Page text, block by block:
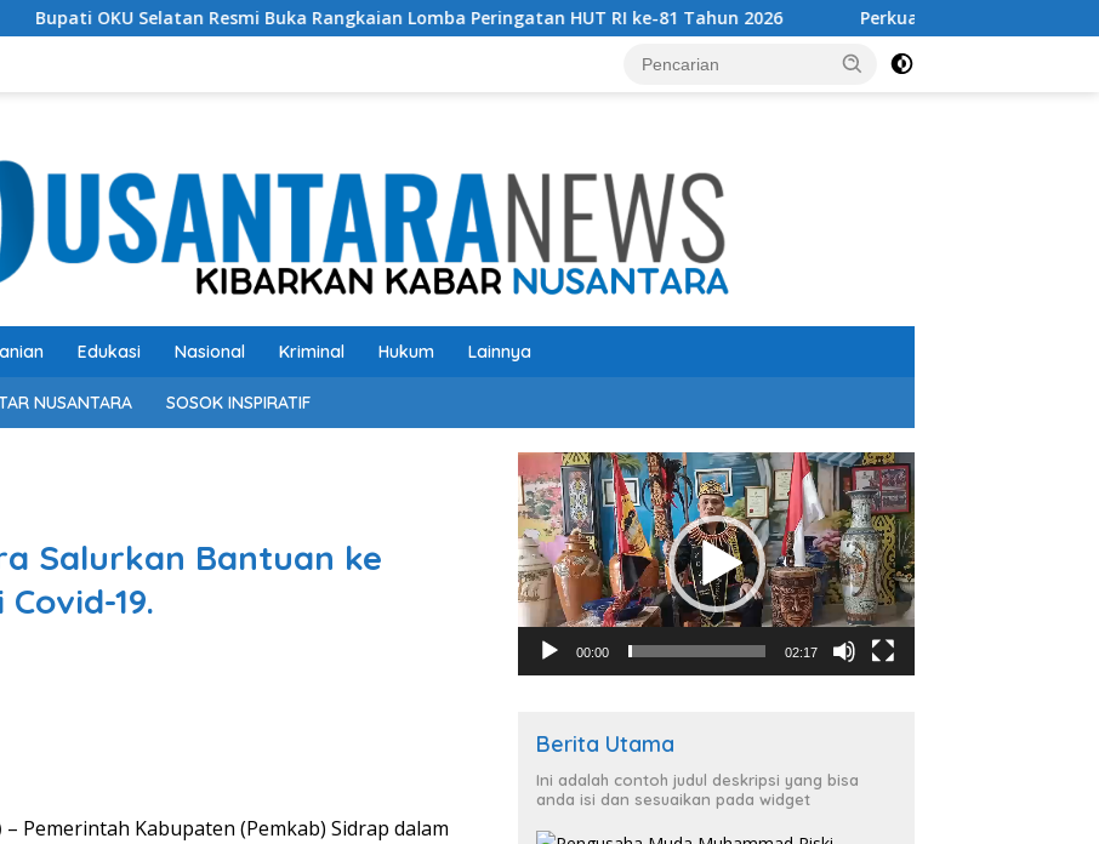
Buka Rangkaian Lomba Peringatan HUT RI ke-81 Tahun 2026 Perkuat Sinergi Tingkatkan Pendapatan Daerah,
Edukasi Nasional Kriminal Hukum Lainnya
NUSANTARA SOSOK INSPIRATIF
Salurkan Bantuan ke
19.
– Pemerintah Kabupaten (Pemkab) Sidrap dalam
Pemutar
Video
00:00 02:17
Berita Utama
Ini adalah contoh judul deskripsi yang bisa
anda isi dan sesuaikan pada widget